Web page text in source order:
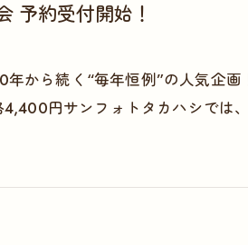
予約受付開始！
から続く“毎年恒例”の人気企画
円サンフォトタカハシでは